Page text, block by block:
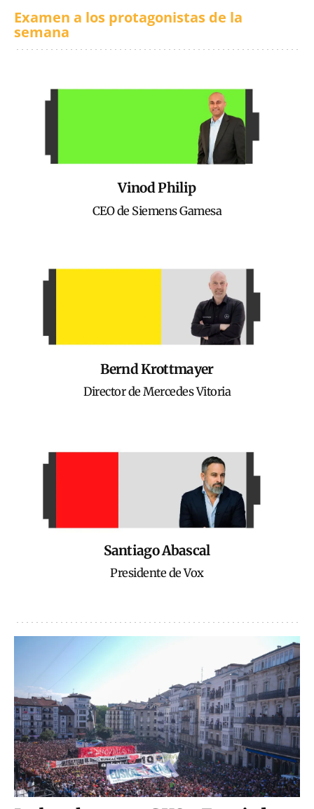
Examen a los protagonistas de la
semana
Vinod Philip
CEO de Siemens Gamesa
Bernd Krottmayer
Director de Mercedes Vitoria
Santiago Abascal
Presidente de Vox